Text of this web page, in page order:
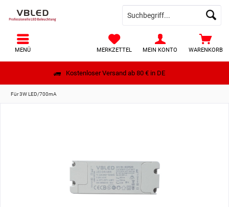
Kostenloser Versand ab 80 € in DE
WARENKORB
MERKZETTEL MEIN KONTO
MENÜ
Für 3W LED/700mA